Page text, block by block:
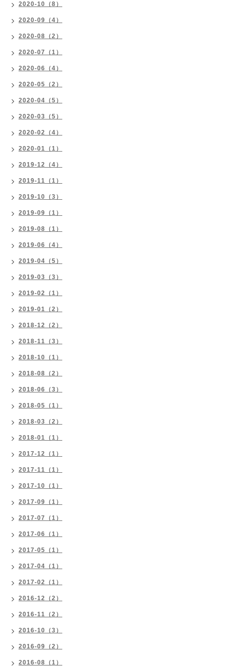
2020-10（8）
2020-09（4）
2020-08（2）
2020-07（1）
2020-06（4）
2020-05（2）
2020-04（5）
2020-03（5）
2020-02（4）
2020-01（1）
2019-12（4）
2019-11（1）
2019-10（3）
2019-09（1）
2019-08（1）
2019-06（4）
2019-04（5）
2019-03（3）
2019-02（1）
2019-01（2）
2018-12（2）
2018-11（3）
2018-10（1）
2018-08（2）
2018-06（3）
2018-05（1）
2018-03（2）
2018-01（1）
2017-12（1）
2017-11（1）
2017-10（1）
2017-09（1）
2017-07（1）
2017-06（1）
2017-05（1）
2017-04（1）
2017-02（1）
2016-12（2）
2016-11（2）
2016-10（3）
2016-09（2）
2016-08（1）